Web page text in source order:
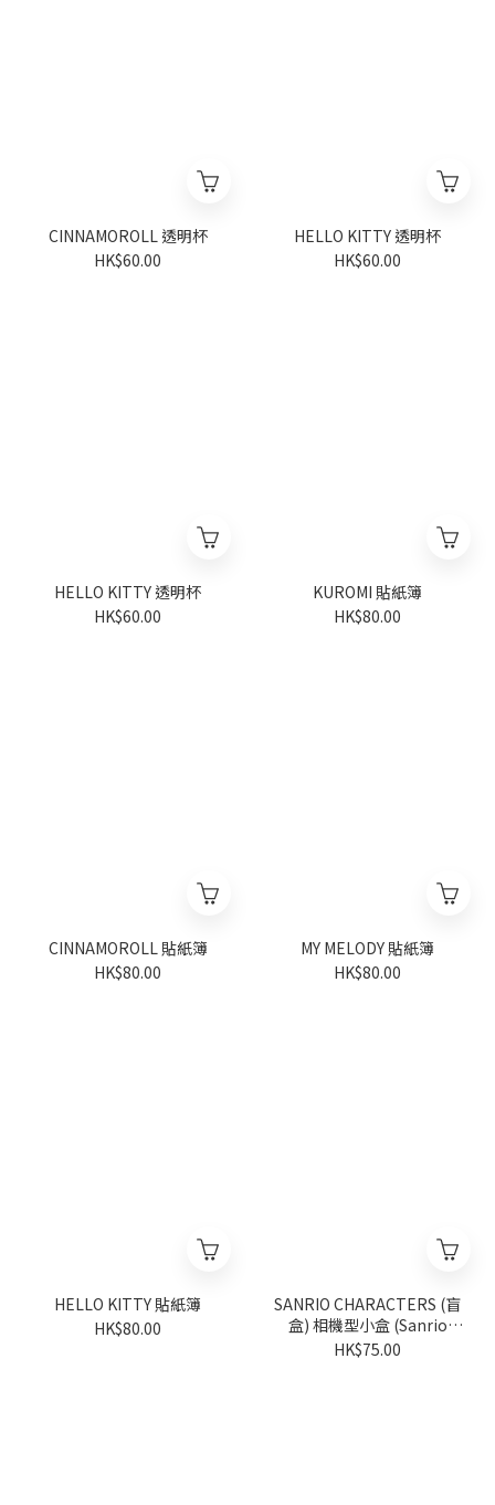
CINNAMOROLL 透明杯
HK$60.00
HELLO KITTY 透明杯
HK$60.00
HELLO KITTY 透明杯
HK$60.00
KUROMI 貼紙簿
HK$80.00
CINNAMOROLL 貼紙簿
HK$80.00
MY MELODY 貼紙簿
HK$80.00
HELLO KITTY 貼紙簿
HK$80.00
SANRIO CHARACTERS (盲
盒) 相機型小盒 (Sanrio
characters Vivitix 系列) (隨
HK$75.00